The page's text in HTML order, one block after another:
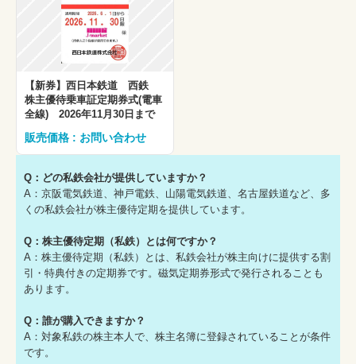
【新券】西日本鉄道 西鉄
株主優待乗車証定期券式(電車
全線) 2026年11月30日まで
販売価格 : お問い合わせ
Q：どの私鉄会社が提供していますか？
A：京阪電気鉄道、神戸電鉄、山陽電気鉄道、名古屋鉄道など、多
くの私鉄会社が株主優待定期を提供しています。
Q：株主優待定期（私鉄）とは何ですか？
A：株主優待定期（私鉄）とは、私鉄会社が株主向けに提供する割
引・特典付きの定期券です。磁気定期券形式で発行されることも
あります。
Q：誰が購入できますか？
A：対象私鉄の株主本人で、株主名簿に登録されていることが条件
です。